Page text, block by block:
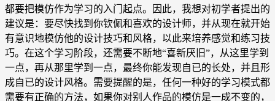
都要把模仿作为学习的入门起点。因此，我想对初学者提出的
建议是：要尽快找到你钦佩和喜欢的设计师，并从现在就开始
有意识地模仿他的设计技巧和风格，以此来培养感觉和练习技
巧。在这个学习阶段，还需要不断地“喜新厌旧”，从这里学到
一点，再从那里学到一点，最终你能发现自已的长处，并且形
成自已的设计风格。需要提醒的是，任何一种好的学习模式都
需要有正确的方法，如果你对别人作品的模仿是一成不变的，